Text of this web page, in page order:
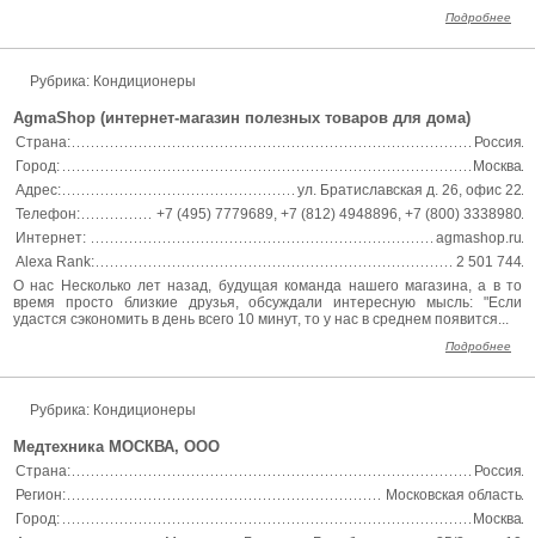
Подробнее
Рубрика: Кондиционеры
AgmaShop (интернет-магазин полезных товаров для дома)
Страна:
Россия
Город:
Москва
Адрес:
ул. Братиславская д. 26, офис 22
Телефон:
+7 (495) 7779689, +7 (812) 4948896, +7 (800) 3338980
Интернет:
agmashop.ru
Alexa Rank:
2 501 744
О нас Несколько лет назад, будущая команда нашего магазина, а в то
время просто близкие друзья, обсуждали интересную мысль: "Если
удастся сэкономить в день всего 10 минут, то у нас в среднем появится...
Подробнее
Рубрика: Кондиционеры
Медтехника МОСКВА, ООО
Страна:
Россия
Регион:
Московская область
Город:
Москва